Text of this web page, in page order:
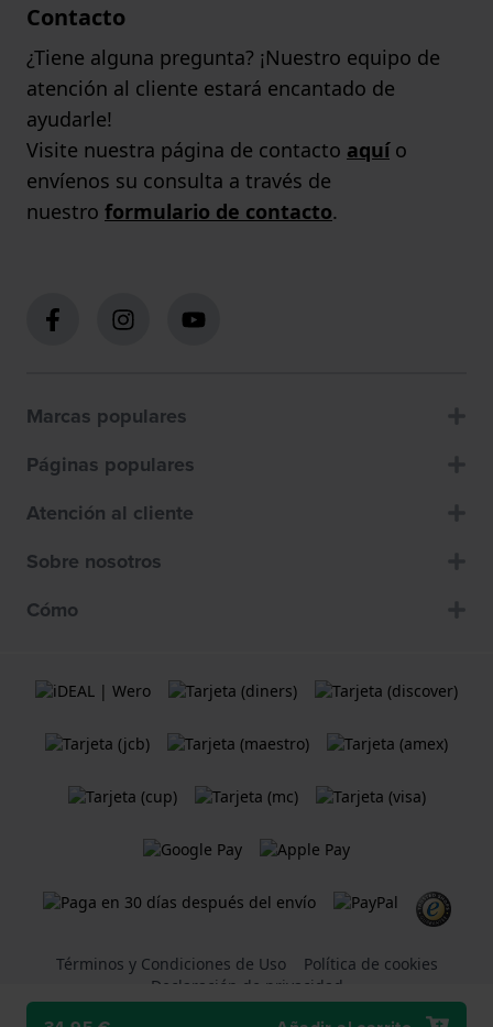
Contacto
¿Tiene alguna pregunta? ¡Nuestro equipo de
atención al cliente estará encantado de
ayudarle!
Visite nuestra página de contacto aquío
envíenos su consulta a través de
nuestro formulario de contacto.
Marcas populares
Páginas populares
Atención al cliente
Sobre nosotros
Cómo
Términos y Condiciones de Uso
Política de cookies
Declaración de privacidad